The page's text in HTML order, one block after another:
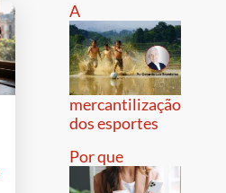
A
mercantilização
dos esportes
Por que